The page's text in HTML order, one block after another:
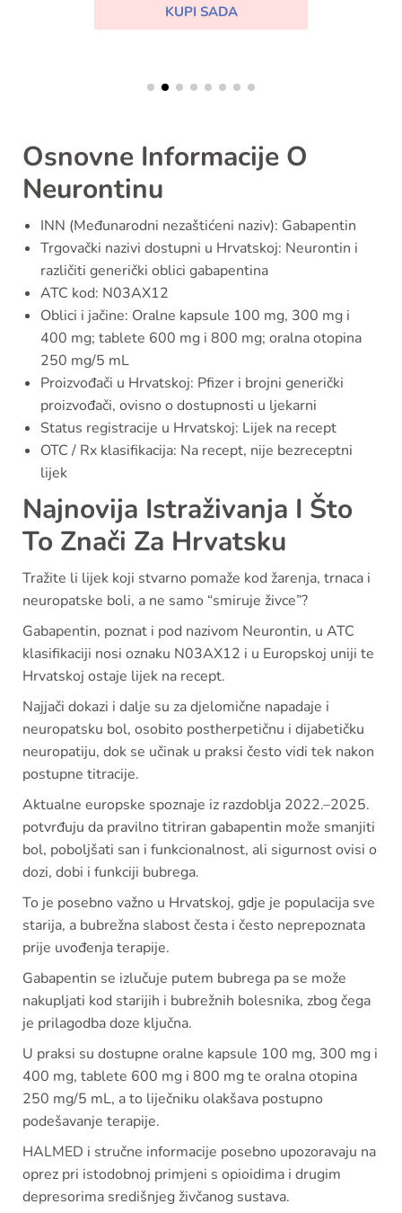
KUPI SADA
Osnovne Informacije O
Neurontinu
INN (Međunarodni nezaštićeni naziv): Gabapentin
Trgovački nazivi dostupni u Hrvatskoj: Neurontin i
različiti generički oblici gabapentina
ATC kod: N03AX12
Oblici i jačine: Oralne kapsule 100 mg, 300 mg i
400 mg; tablete 600 mg i 800 mg; oralna otopina
250 mg/5 mL
Proizvođači u Hrvatskoj: Pfizer i brojni generički
proizvođači, ovisno o dostupnosti u ljekarni
Status registracije u Hrvatskoj: Lijek na recept
OTC / Rx klasifikacija: Na recept, nije bezreceptni
lijek
Najnovija Istraživanja I Što
To Znači Za Hrvatsku
Tražite li lijek koji stvarno pomaže kod žarenja, trnaca i
neuropatske boli, a ne samo “smiruje živce”?
Gabapentin, poznat i pod nazivom Neurontin, u ATC
klasifikaciji nosi oznaku N03AX12 i u Europskoj uniji te
Hrvatskoj ostaje lijek na recept.
Najjači dokazi i dalje su za djelomične napadaje i
neuropatsku bol, osobito postherpetičnu i dijabetičku
neuropatiju, dok se učinak u praksi često vidi tek nakon
postupne titracije.
Aktualne europske spoznaje iz razdoblja 2022.–2025.
potvrđuju da pravilno titriran gabapentin može smanjiti
bol, poboljšati san i funkcionalnost, ali sigurnost ovisi o
dozi, dobi i funkciji bubrega.
To je posebno važno u Hrvatskoj, gdje je populacija sve
starija, a bubrežna slabost česta i često neprepoznata
prije uvođenja terapije.
Gabapentin se izlučuje putem bubrega pa se može
nakupljati kod starijih i bubrežnih bolesnika, zbog čega
je prilagodba doze ključna.
U praksi su dostupne oralne kapsule 100 mg, 300 mg i
400 mg, tablete 600 mg i 800 mg te oralna otopina
250 mg/5 mL, a to liječniku olakšava postupno
podešavanje terapije.
HALMED i stručne informacije posebno upozoravaju na
oprez pri istodobnoj primjeni s opioidima i drugim
depresorima središnjeg živčanog sustava.